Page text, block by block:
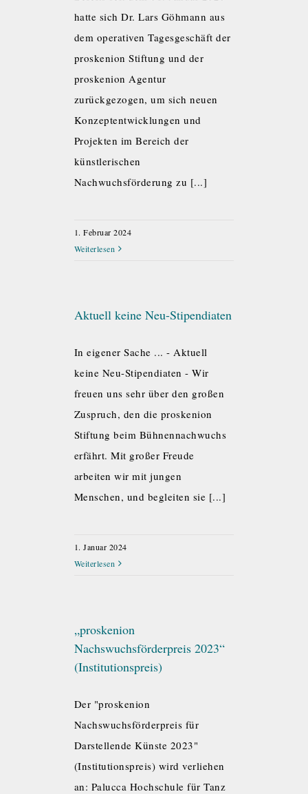
hatte sich Dr. Lars Göhmann aus
dem operativen Tagesgeschäft der
proskenion Stiftung und der
proskenion Agentur
zurückgezogen, um sich neuen
Konzeptentwicklungen und
Projekten im Bereich der
künstlerischen
Nachwuchsförderung zu [...]
1. Februar 2024
Weiterlesen
Aktuell keine Neu-Stipendiaten
In eigener Sache ... - Aktuell
keine Neu-Stipendiaten - Wir
freuen uns sehr über den großen
Zuspruch, den die proskenion
Stiftung beim Bühnennachwuchs
erfährt. Mit großer Freude
arbeiten wir mit jungen
Menschen, und begleiten sie [...]
1. Januar 2024
Weiterlesen
„proskenion
Nachswuchsförderpreis 2023“
(Institutionspreis)
Der "proskenion
Nachswuchsförderpreis für
Darstellende Künste 2023"
(Institutionspreis) wird verliehen
an: Palucca Hochschule für Tanz